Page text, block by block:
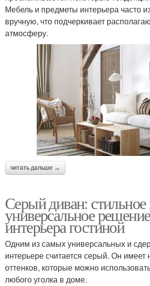
Мебель и предметы интерьера часто
вручную, что подчеркивает
атмосферу.
читать дальше →
Серый диван: стильное
универсальное
интерьера гостиной
Одним из самых универсальных и
интерьере считается серый. Он имеет
оттенков, которые можно
любого уголка в доме.